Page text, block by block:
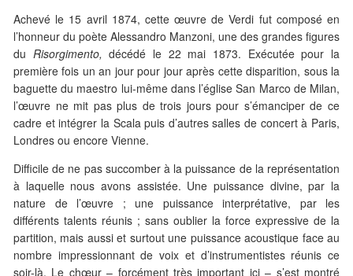
Achevé le 15 avril 1874, cette œuvre de Verdi fut composé en
l’honneur du poète Alessandro Manzoni, une des grandes figures
du Risorgimento, décédé le 22 mai 1873. Exécutée pour la
première fois un an jour pour jour après cette disparition, sous la
baguette du maestro lui-même dans l’église San Marco de Milan,
l’œuvre ne mit pas plus de trois jours pour s’émanciper de ce
cadre et intégrer la Scala puis d’autres salles de concert à Paris,
Londres ou encore Vienne.
Difficile de ne pas succomber à la puissance de la représentation
à laquelle nous avons assistée. Une puissance divine, par la
nature de l’œuvre ; une puissance interprétative, par les
différents talents réunis ; sans oublier la force expressive de la
partition, mais aussi et surtout une puissance acoustique face au
nombre impressionnant de voix et d’instrumentistes réunis ce
soir-là. Le chœur – forcément très important ici – s’est montré